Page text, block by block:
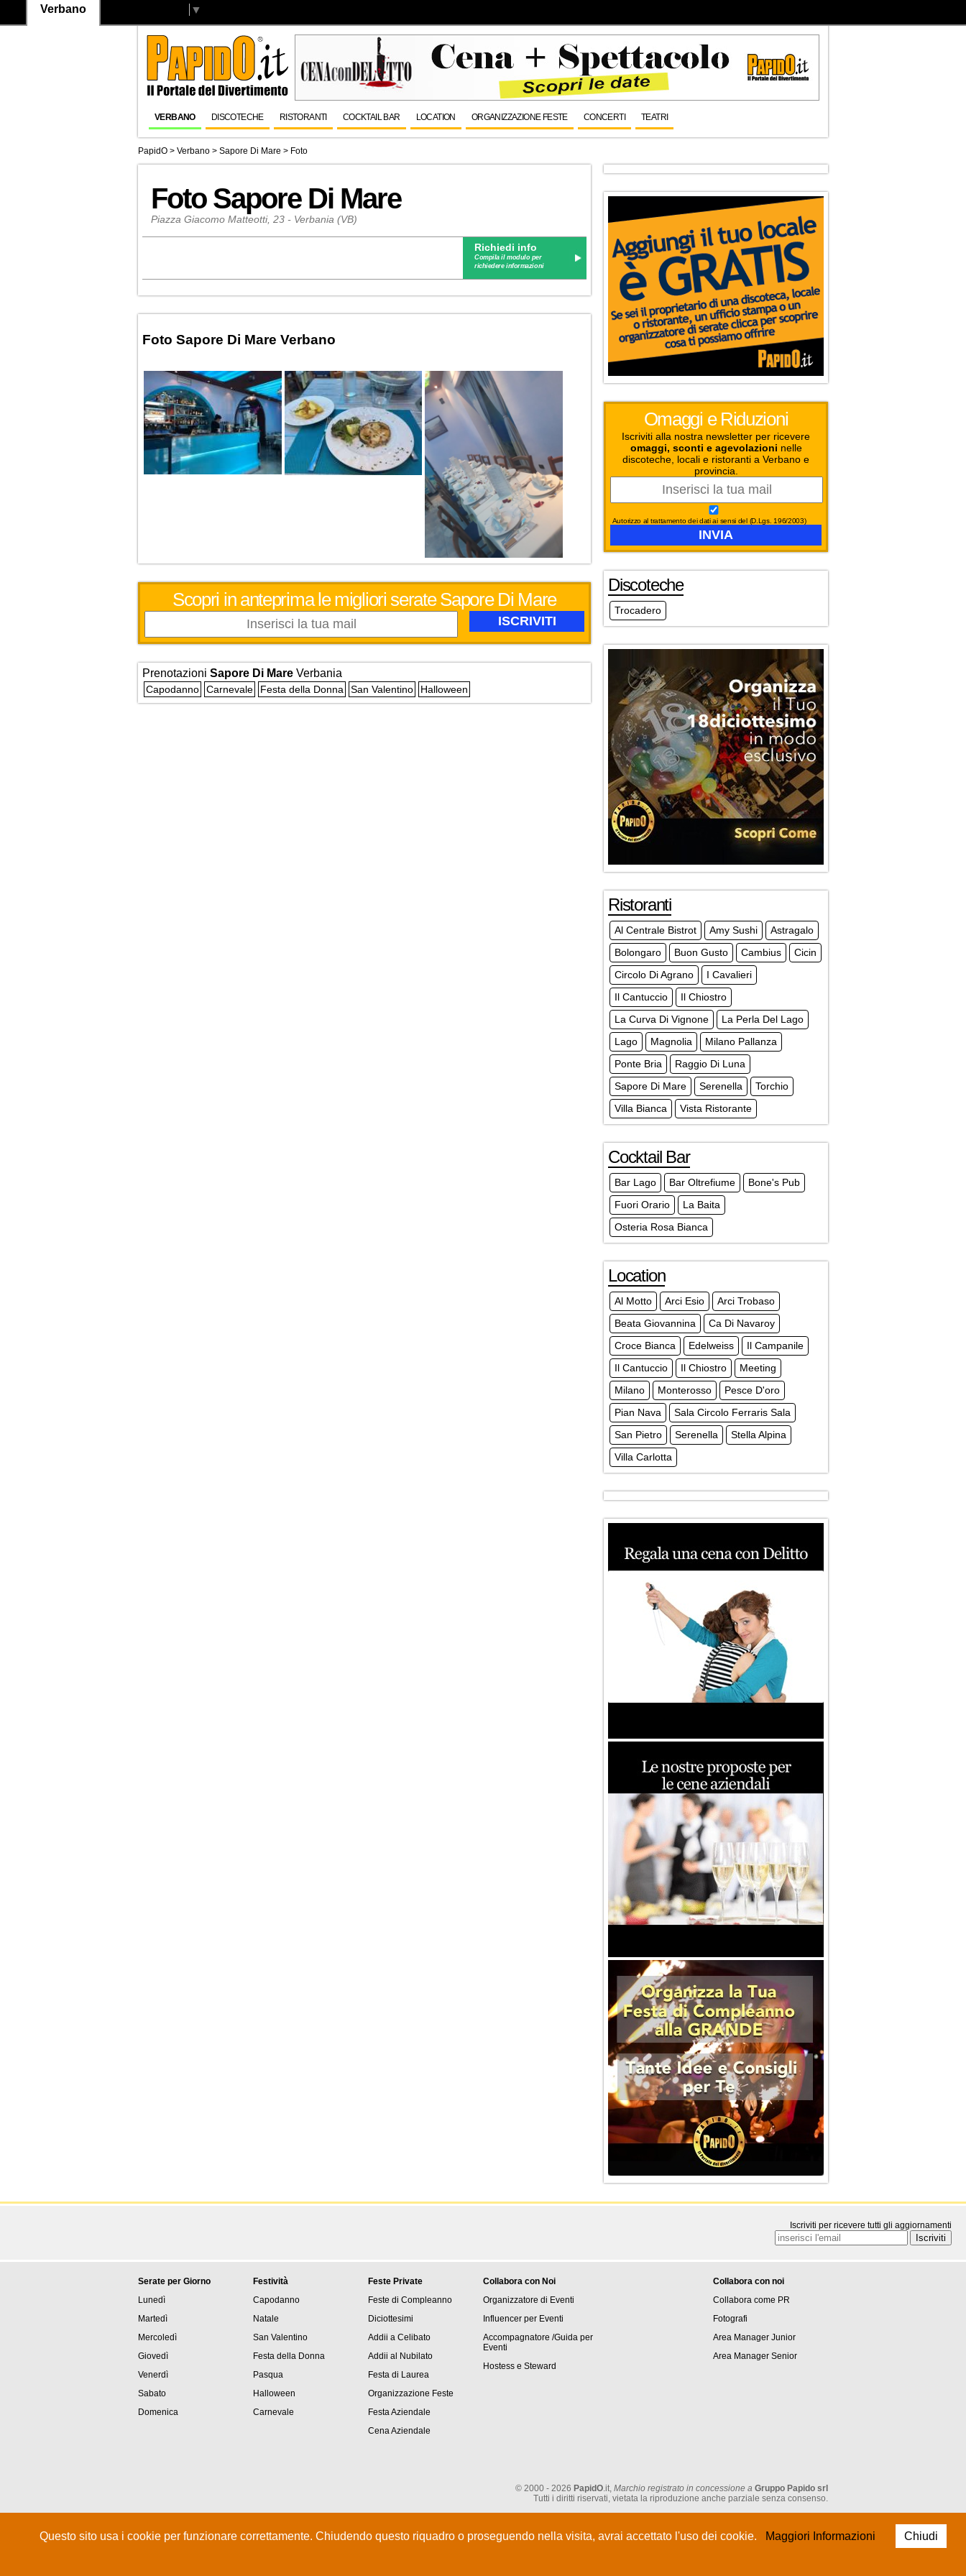
Verbano ▼
VERBANO DISCOTECHE RISTORANTI COCKTAIL BAR LOCATION ORGANIZZAZIONE FESTE CONCERTI TEATRI
PapidO > Verbano > Sapore Di Mare > Foto
Foto Sapore Di Mare
Piazza Giacomo Matteotti, 23 - Verbania (VB)
Richiedi info
Compila il modulo per
richiedere informazioni
Foto Sapore Di Mare Verbano
Scopri in anteprima le migliori serate Sapore Di Mare
Prenotazioni Sapore Di Mare Verbania
Capodanno Carnevale Festa della Donna San Valentino Halloween
Omaggi e Riduzioni
Iscriviti alla nostra newsletter per ricevere
omaggi, sconti e agevolazioni nelle
discoteche, locali e ristoranti a Verbano e
provincia.
Autorizzo al trattamento dei dati ai sensi del (D.Lgs. 196/2003)
Discoteche
Trocadero
Ristoranti
Al Centrale Bistrot Amy Sushi
Astragalo
Bolongaro
Buon Gusto Cambius
Cicin
Circolo Di Agrano
I Cavalieri
Il Cantuccio
Il Chiostro
La Curva Di Vignone
La Perla Del Lago
Lago
Magnolia
Milano Pallanza
Ponte Bria
Raggio Di Luna
Sapore Di Mare
Serenella
Torchio
Villa Bianca
Vista Ristorante
Cocktail Bar
Bar Lago Bar Oltrefiume
Bone's Pub
Fuori Orario
La Baita
Osteria Rosa Bianca
Location
Al Motto Arci Esio
Arci Trobaso
Beata Giovannina
Ca Di Navaroy
Croce Bianca
Edelweiss
Il Campanile
Il Cantuccio
Il Chiostro
Meeting
Milano
Monterosso
Pesce D'oro
Pian Nava
Sala Circolo Ferraris Sala
San Pietro
Serenella
Stella Alpina
Villa Carlotta
Iscriviti per ricevere tutti gli aggiornamenti
Serate per Giorno
Lunedì
Martedì
Mercoledì
Giovedì
Venerdì
Sabato
Domenica
Festività
Capodanno
Natale
San Valentino
Festa della Donna
Pasqua
Halloween
Carnevale
Feste Private
Feste di Compleanno
Diciottesimi
Addii a Celibato
Addii al Nubilato
Festa di Laurea
Organizzazione Feste
Festa Aziendale
Cena Aziendale
Collabora con Noi
Organizzatore di Eventi
Influencer per Eventi
Accompagnatore /Guida per
Eventi
Hostess e Steward
Collabora con noi
Collabora come PR
Fotografi
Area Manager Junior
Area Manager Senior
© 2000 - 2026 PapidO.it, Marchio registrato in concessione a Gruppo Papido srl
Tutti i diritti riservati, vietata la riproduzione anche parziale senza consenso.
Questo sito usa i cookie per funzionare correttamente. Chiudendo questo riquadro o proseguendo nella visita, avrai accettato l'uso dei cookie. Maggiori Informazioni Chiudi